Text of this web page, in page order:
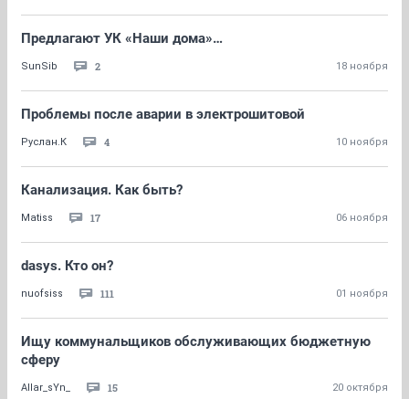
Предлагают УК «Наши дома»…
SunSib 2 18 ноября
Проблемы после аварии в электрошитовой
Руслан.К 4 10 ноября
Канализация. Как быть?
Matiss 17 06 ноября
dasys. Кто он?
nuofsiss 111 01 ноября
Ищу коммунальщиков обслуживающих бюджетную
сферу
Allar_sYn_ 15 20 октября